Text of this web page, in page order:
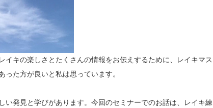
イキの楽しさとたくさんの情報をお伝えするために、レイキマス
った方が良いと私は思っています。
い発見と学びがあります。今回のセミナーでのお話は、レイキ練